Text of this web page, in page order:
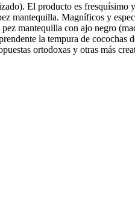
El producto es fresquísimo
mantequilla. Magníficos y
mantequilla con ajo negro
la tempura de cocochas
ortodoxas y otras más